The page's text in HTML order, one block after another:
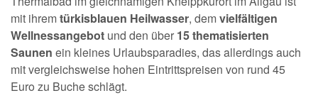
mit ihremtürkisblauen Heilwasser, demvielfältigen
Wellnessangebot und den über 15 thematisierten
Saunen ein kleines Urlaubsparadies, das allerdings auch
mit vergleichsweise hohen Eintrittspreisen von rund 45
Euro zu Buche schlägt.